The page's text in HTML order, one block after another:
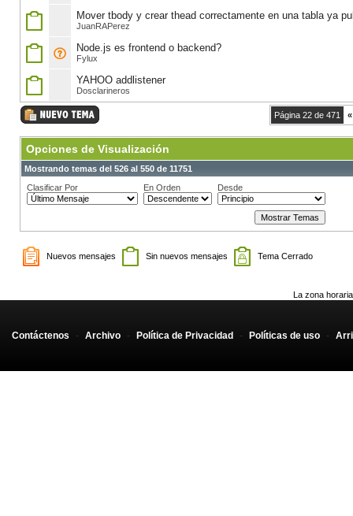
Mover tbody y crear thead correctamente en una tabla ya
JuanRAPerez
Node.js es frontend o backend?
Fylux
YAHOO addlistener
Dosclarineros
Página 22 de 471 «
Opciones de Visualización
Mostrando temas del 526 al 550 de 11751
Clasificar Por
En Orden Desde
Nuevos mensajes Sin nuevos mensajes Tema Cerrado
La zona
Contáctenos - Archivo - Política de Privacidad - Políticas de uso -